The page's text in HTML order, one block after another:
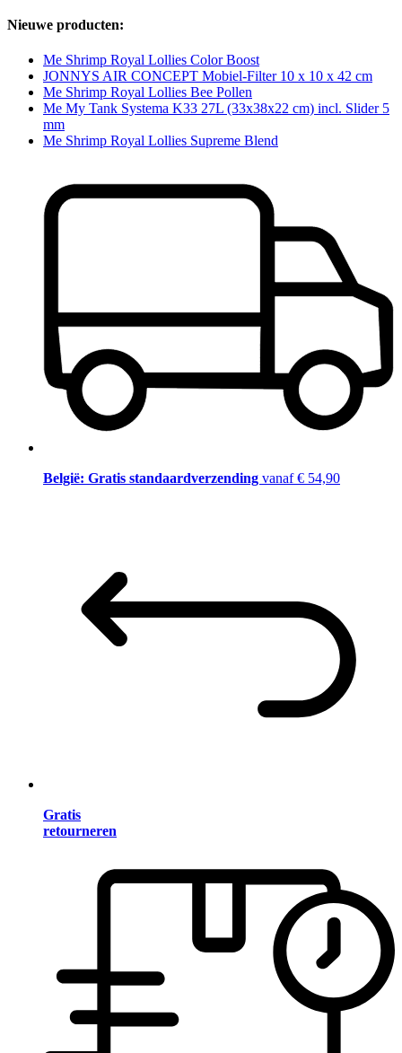
Nieuwe producten:
Me Shrimp Royal Lollies Color Boost
JONNYS AIR CONCEPT Mobiel-Filter 10 x 10 x 42 cm
Me Shrimp Royal Lollies Bee Pollen
Me My Tank Systema K33 27L (33x38x22 cm) incl. Slider 5
mm
Me Shrimp Royal Lollies Supreme Blend
België: Gratis standaardverzending vanaf € 54,90
Gratis
retourneren